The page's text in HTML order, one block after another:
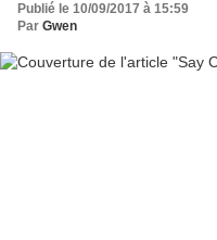
Publié le 10/09/2017 à 15:59
Par Gwen